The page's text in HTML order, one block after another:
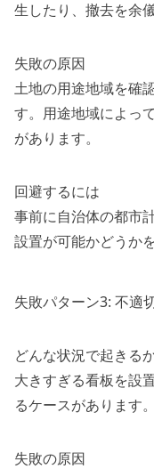
生したり、撤去を余
失敗の原因
土地の用途地域を確
す。用途地域によっ
があります。
回避するには
事前に自治体の都市
設置が可能かどうか
失敗パターン3: 不適
どんな状況で起きる
大きすぎる看板を設
るケースがあります。
失敗の原因